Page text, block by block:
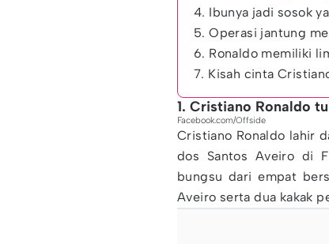
4. Ibunya jadi sosok
5. Operasi jantung
6. Ronaldo memiliki
7. Kisah cinta
1. Cristiano Ronaldo
Facebook.com/Offside
Cristiano Ronaldo lahir
dos Santos Aveiro di
bungsu dari empat
Aveiro serta dua kakak